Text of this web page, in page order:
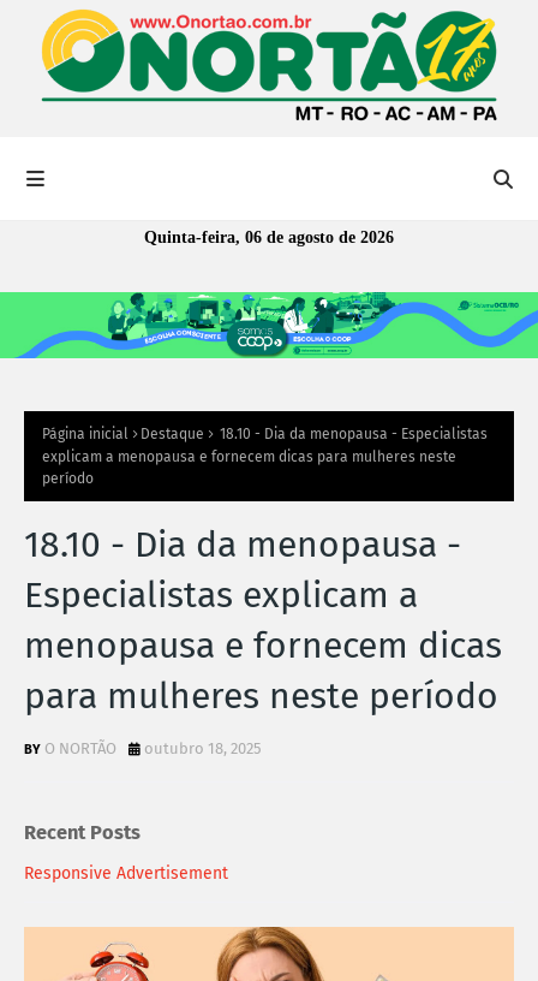
Quinta-feira, 06 de agosto de 2026
Página inicial Destaque
18.10 - Dia da menopausa - Especialistas
explicam a menopausa e fornecem dicas para mulheres neste
período
18.10 - Dia da menopausa -
Especialistas explicam a
menopausa e fornecem dicas
para mulheres neste período
O NORTÃO outubro 18, 2025
Recent Posts
Responsive Advertisement